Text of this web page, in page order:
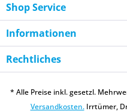
Shop Service
Informationen
Rechtliches
* Alle Preise inkl. gesetzl.
Versandkosten.Irrtümer,